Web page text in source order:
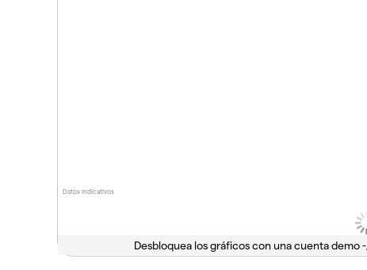
Datos indicativos
Desbloquea los gráficos con una cuenta demo -